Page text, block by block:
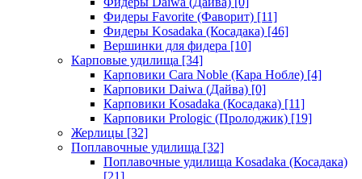
Фидеры Favorite (Фаворит) [11]
Фидеры Kosadaka (Косадака) [46]
Вершинки для фидера [10]
Карповые удилища [34]
Карповики Cara Noble (Кара Нобле) [4]
Карповики Daiwa (Дайва) [0]
Карповики Kosadaka (Косадака) [11]
Карповики Prologic (Пролоджик) [19]
Жерлицы [32]
Поплавочные удилища [32]
Поплавочные удилища Kosadaka (Косадака)